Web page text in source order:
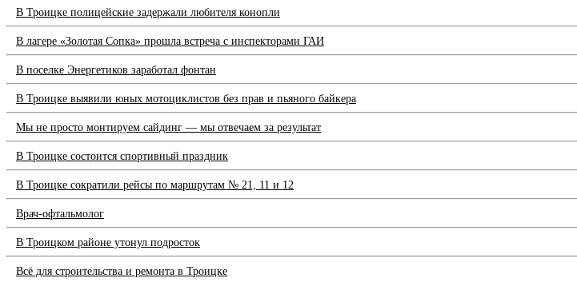
В Троицке полицейские задержали любителя конопли
В лагере «Золотая Сопка» прошла встреча с инспекторами ГАИ
В поселке Энергетиков заработал фонтан
В Троицке выявили юных мотоциклистов без прав и пьяного байкера
Мы не просто монтируем сайдинг — мы отвечаем за результат
В Троицке состоится спортивный праздник
В Троицке сократили рейсы по маршрутам № 21, 11 и 12
Врач-офтальмолог
В Троицком районе утонул подросток
Всё для строительства и ремонта в Троицке